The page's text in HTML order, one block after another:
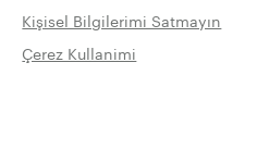
Kişisel Bilgilerimi Satmayın
Çerez Kullanimi